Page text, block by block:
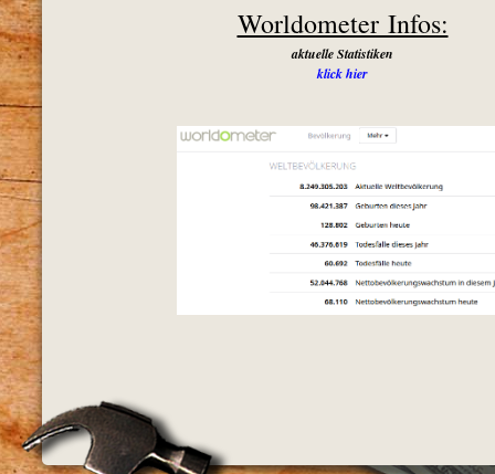
Worldometer Infos:
aktuelle Statistiken
klick hier